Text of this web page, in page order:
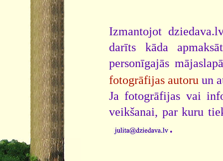
Izmantojot
darīts kāda
personīgajās
fotogrāfijas autoru un
Ja fotogrāfijas vai
veikšanai, par kuru
.